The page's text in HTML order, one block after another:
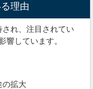
理由
れ、注目されてい
響しています。
拡大